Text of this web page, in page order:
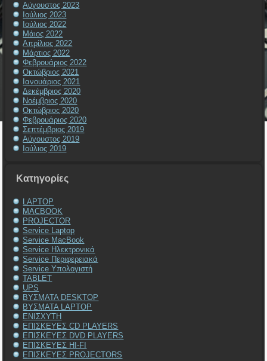
Αύγουστος 2023
Ιούλιος 2023
Ιούλιος 2022
Μάιος 2022
Απρίλιος 2022
Μάρτιος 2022
Φεβρουάριος 2022
Οκτώβριος 2021
Ιανουάριος 2021
Δεκέμβριος 2020
Νοέμβριος 2020
Οκτώβριος 2020
Φεβρουάριος 2020
Σεπτέμβριος 2019
Αύγουστος 2019
Ιούλιος 2019
Kατηγορίες
LAPTOP
MACBOOK
PROJECTOR
Service Laptop
Service MacBook
Service Ηλεκτρονικά
Service Περιφερειακά
Service Υπολογιστή
TABLET
UPS
ΒΥΣΜΑΤΑ DESKTOP
ΒΥΣΜΑΤΑ LAPTOP
ΕΝΙΣΧΥΤΗ
ΕΠΙΣΚΕΥΕΣ CD PLAYERS
ΕΠΙΣΚΕΥΕΣ DVD PLAYERS
ΕΠΙΣΚΕΥΕΣ HI-FI
ΕΠΙΣΚΕΥΕΣ PROJECTORS